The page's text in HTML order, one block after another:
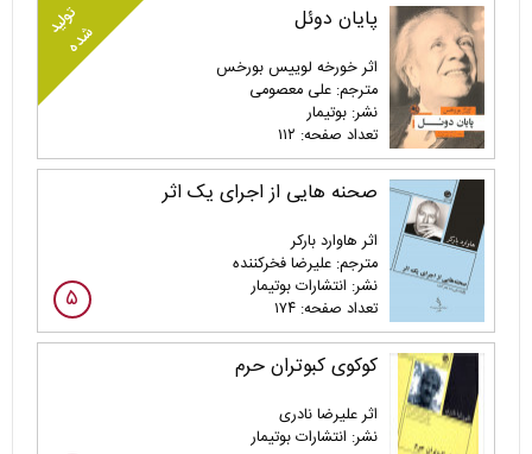
پایان دوئل
اثر خورخه لوییس بورخس
مترجم: علی معصومی
نشر: بوتیمار
تعداد صفحه: ۱۱۲
تولید
شده
صحنه هایی از اجرای یک اثر
اثر هاوارد بارکر
مترجم: علیرضا فخرکننده
نشر: انتشارات بوتیمار
تعداد صفحه: ۱۷۴
۵
کوکوی کبوتران حرم
اثر علیرضا نادری
نشر: انتشارات بوتیمار